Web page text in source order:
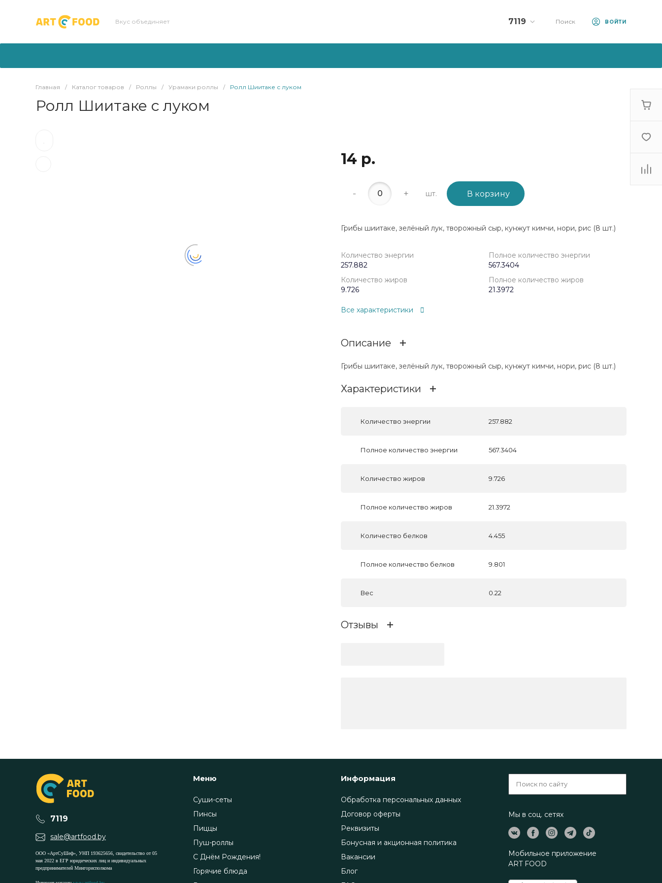
Вкус объединяет 7119
Колл-центр:
Поиск ВОЙТИ
Главная / Каталог товаров / Роллы / Урамаки роллы / Ролл Шиитаке с луком
Ролл Шиитаке с луком
14 р.
- + шт. В корзину
Грибы шиитаке, зелёный лук, творожный сыр, кунжут кимчи, нори, рис (8 шт.)
Количество энергии
257.882
Полное количество энергии
567.3404
Количество жиров
9.726
Полное количество жиров
21.3972
Все характеристики
Описание
Грибы шиитаке, зелёный лук, творожный сыр, кунжут кимчи, нори, рис (8 шт.)
Характеристики
Количество энергии 257.882
Полное количество энергии 567.3404
Количество жиров 9.726
Полное количество жиров 21.3972
Количество белков 4.455
Полное количество белков 9.801
Вес 0.22
Отзывы
7119
sale@artfood.by
ООО «АртСуШеф», УНП 193625656, свидетельство от 05
мая 2022 в ЕГР юридических лиц и индивидуальных
предпринимателей Мингорисполкома
Меню
Суши-сеты
Пинсы
Пиццы
Пуш-роллы
С Днём Рождения!
Горячие блюда
Информация
Обработка персональных данных
Договор оферты
Реквизиты
Бонусная и акционная политика
Вакансии
Блог
Мы в соц. сетях
Мобильное приложение
ART FOOD